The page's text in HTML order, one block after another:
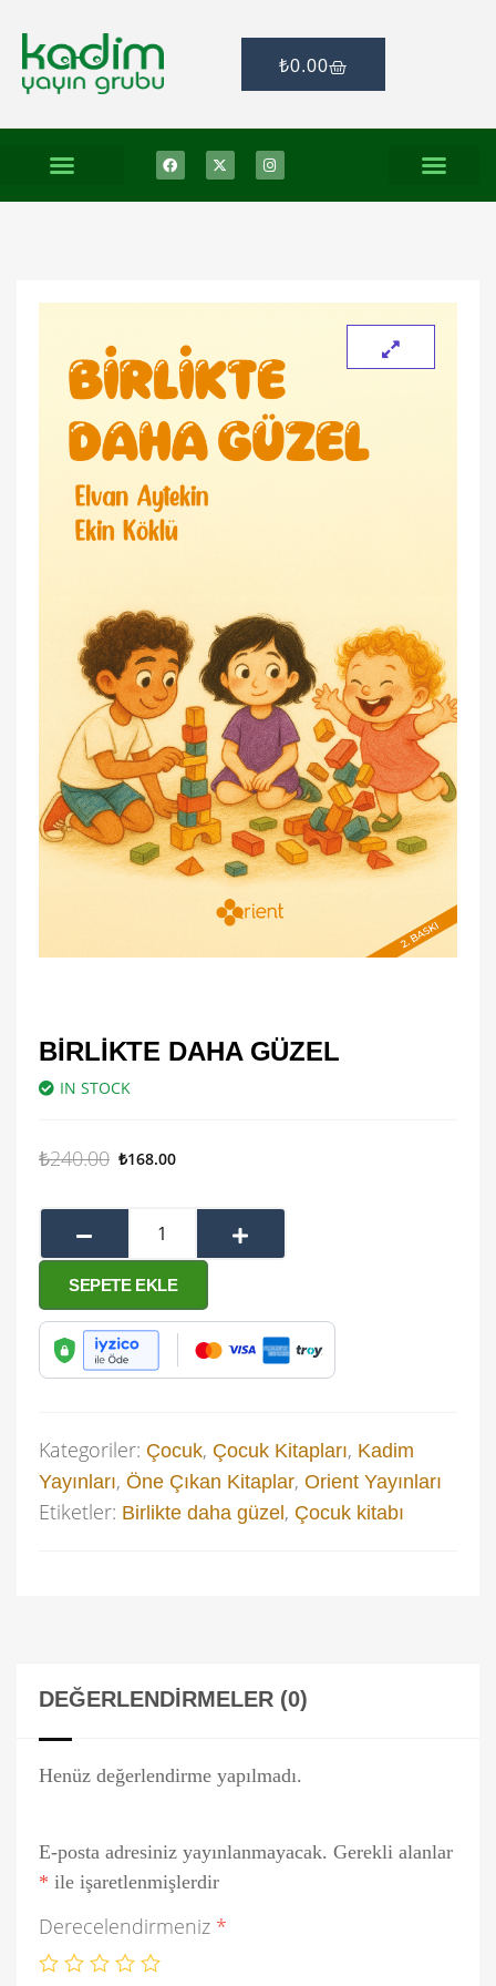
₺0.00
BIRLIKTE DAHA GÜZEL
IN STOCK
₺240.00 ₺168.00
SEPETE EKLE
Kategoriler: Çocuk, Çocuk Kitapları, Kadim
Yayınları, Öne Çıkan Kitaplar, Orient Yayınları
Etiketler: Birlikte daha güzel , Çocuk kitabı
DEĞERLENDIRMELER (0)
Henüz değerlendirme yapılmadı.
E-posta adresiniz yayınlanmayacak. Gerekli alanlar
* ile işaretlenmişlerdir
Derecelendirmeniz *